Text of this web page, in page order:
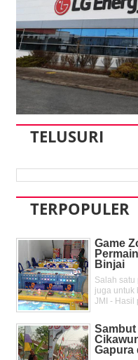
TELUSURI
TERPOPULER
Game
Binjai
Salah satu
juga untuk
JMI - Hasil
Sambut
Gapura